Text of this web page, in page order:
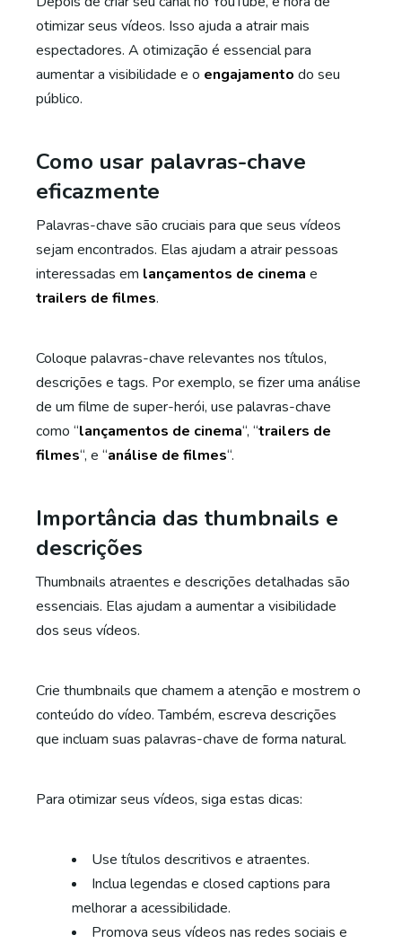
otimizar seus vídeos. Isso ajuda a atrair mais
espectadores. A otimização é essencial para
aumentar a visibilidade e o engajamento do seu
público.
Como usar palavras-chave
eficazmente
Palavras-chave são cruciais para que seus vídeos
sejam encontrados. Elas ajudam a atrair pessoas
interessadas em lançamentos de cinema e
trailers de filmes.
Coloque palavras-chave relevantes nos títulos,
descrições e tags. Por exemplo, se fizer uma análise
de um filme de super-herói, use palavras-chave
como “lançamentos de cinema“, “trailers de
filmes“, e “análise de filmes“.
Importância das thumbnails e
descrições
Thumbnails atraentes e descrições detalhadas são
essenciais. Elas ajudam a aumentar a visibilidade
dos seus vídeos.
Crie thumbnails que chamem a atenção e mostrem o
conteúdo do vídeo. Também, escreva descrições
que incluam suas palavras-chave de forma natural.
Para otimizar seus vídeos, siga estas dicas:
Use títulos descritivos e atraentes.
Inclua legendas e closed captions para
melhorar a acessibilidade.
Promova seus vídeos nas redes sociais e